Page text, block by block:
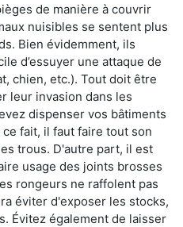
de manière à couvrir
nuisibles se sentent plus
Bien évidemment, ils
d’essuyer une attaque de
chien, etc.). Tout doit être
leur invasion dans les
dispenser vos bâtiments
fait, il faut faire tout son
trous. D'autre part, il est
usage des joints brosses
rongeurs ne raffolent pas
éviter d'exposer les stocks,
Évitez également de laisser